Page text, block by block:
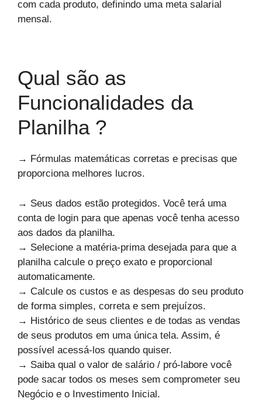
com cada produto, definindo uma meta salarial
mensal.
Qual são as
Funcionalidades da
Planilha ?
→ Fórmulas matemáticas corretas e precisas que
proporciona melhores lucros.
→ Seus dados estão protegidos. Você terá uma
conta de login para que apenas você tenha acesso
aos dados da planilha.
→ Selecione a matéria-prima desejada para que a
planilha calcule o preço exato e proporcional
automaticamente.
→ Calcule os custos e as despesas do seu produto
de forma simples, correta e sem prejuízos.
→ Histórico de seus clientes e de todas as vendas
de seus produtos em uma única tela. Assim, é
possível acessá-los quando quiser.
→ Saiba qual o valor de salário / pró-labore você
pode sacar todos os meses sem comprometer seu
Negócio e o Investimento Inicial.